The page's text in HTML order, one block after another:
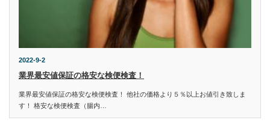
2022-9-2
業界最安値保証の格安な検便検査！
業界最安値保証の格安な検便検査！ 他社の価格より５％以上お値引き致しま
す！ 格安な検便検査（腸内…